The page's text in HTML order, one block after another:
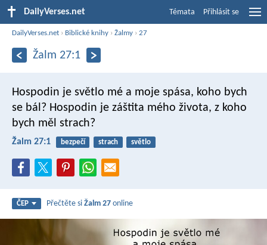
DailyVerses.net Témata Přihlásit se
DailyVerses.net › Biblické knihy ›Žalmy ›27
Žalm 27:1
Hospodin je světlo mé a moje spása, koho bych
se bál? Hospodin je záštita mého života, z koho
bych měl strach?
Žalm 27:1 bezpečí strach světlo
ČEP Přečtěte siŽalm 27 online